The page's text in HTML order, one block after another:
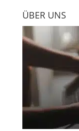
ÜBER UNS